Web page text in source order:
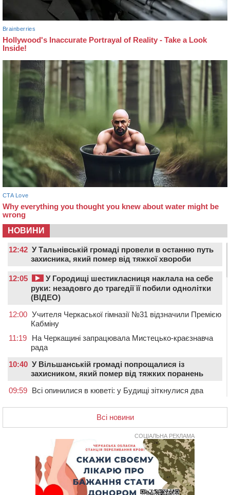
НОВИНИ
12:42 У Тальнівській громаді провели в останню путь
захисника, який помер від тяжкої хвороби
12:05
У Городищі шестикласниця наклала на себе
руки: незадовго до трагедії її побили однолітки
(ВІДЕО)
12:00 Учителя Черкаської гімназії №31 відзначили Премією
Кабміну
11:19
На Черкащині запрацювала Мистецько-краєзнавча
рада
10:40 У Вільшанській громаді попрощалися із
захисником, який помер від тяжких поранень
09:59 Всі опинилися в кюветі: у Будищі зіткнулися два
На Черкащині боржникам за електроенергію
Черкащина серед лідерів за кількістю штрафів для
підприємств через неподання даних про транспорт до
ТЦК
Черкаси прийматимуть Український урбаністичний
форум: реєстрація
Всі новини
СОЦІАЛЬНА РЕКЛАМА